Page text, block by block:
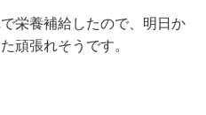
栄養補給したので、明日か
頑張れそうです。